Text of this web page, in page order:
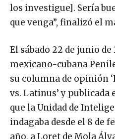
los investigue]. Sería
que venga”, finalizó el
El sábado 22 de junio
mexicano-cubana
su columna de opinión
vs. Latinus’ y publicada
que la Unidad de
indagaba desde el 8 de
año, a Loret de Mola